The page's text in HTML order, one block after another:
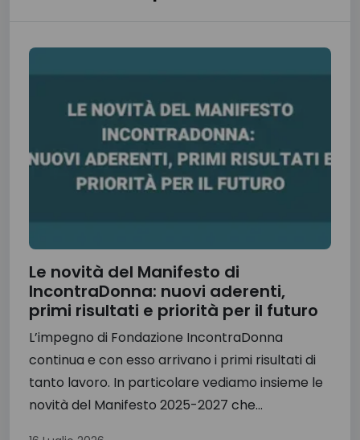
Le novità del Manifesto di
IncontraDonna: nuovi aderenti,
primi risultati e priorità per il futuro
L’impegno di Fondazione IncontraDonna
continua e con esso arrivano i primi risultati di
tanto lavoro. In particolare vediamo insieme le
novità del Manifesto 2025-2027 che...